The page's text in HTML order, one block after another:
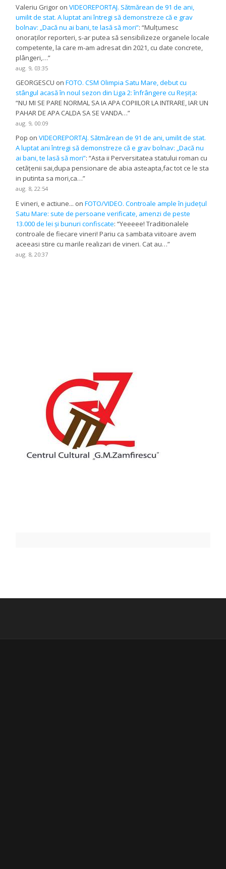
Valeriu Grigor onVIDEOREPORTAJ. Sătmărean de 91 de ani,
umilit de stat. A luptat ani întregi să demonstreze că e grav
bolnav: „Dacă nu ai bani, te lasă să mori”: “Mulțumesc
onoraților reporteri, s-ar putea să sensibilizeze organele locale
competente, la care m-am adresat din 2021, cu date concrete,
plângeri,…”
aug. 9, 03:35
GEORGESCU onFOTO. CSM Olimpia Satu Mare, debut cu
stângul acasă în noul sezon din Liga 2: înfrângere cu Reșița:
“NU MI SE PARE NORMAL SA IA APA COPIILOR LA INTRARE, IAR UN
PAHAR DE APA CALDA SA SE VANDA…”
aug. 9, 00:09
Pop onVIDEOREPORTAJ. Sătmărean de 91 de ani, umilit de stat.
A luptat ani întregi să demonstreze că e grav bolnav: „Dacă nu
ai bani, te lasă să mori”: “Asta ii Perversitatea statului roman cu
cetățenii sai,dupa pensionare de abia asteapta,fac tot ce le sta
in putinta sa mori,ca…”
aug. 8, 22:54
E vineri, e actiune... onFOTO/VIDEO. Controale ample în județul
Satu Mare: sute de persoane verificate, amenzi de peste
13.000 de lei și bunuri confiscate: “Yeeeee! Traditionalele
controale de fiecare vineri! Pariu ca sambata viitoare avem
aceeasi stire cu marile realizari de vineri. Cat au…”
aug. 8, 20:37